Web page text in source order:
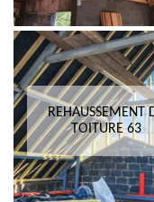
REHAUSSEMENT
TOITURE 63